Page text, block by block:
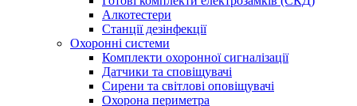
Алкотестери
Станції дезінфекції
Охоронні системи
Комплекти охоронної сигналізації
Датчики та сповіщувачі
Сирени та світлові оповіщувачі
Охорона периметра